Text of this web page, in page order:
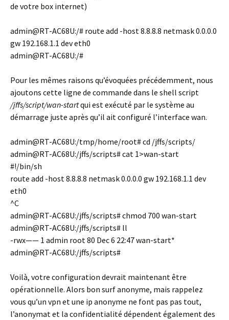
de votre box internet)
admin@RT-AC68U:/# route add -host 8.8.8.8 netmask 0.0.0.0
gw 192.168.1.1 dev eth0
admin@RT-AC68U:/#
Pour les mêmes raisons qu’évoquées précédemment, nous
ajoutons cette ligne de commande dans le shell script
/jffs/script/wan-startqui est exécuté par le système au
démarrage juste après qu’il ait configuré l’interface wan.
admin@RT-AC68U:/tmp/home/root# cd /jffs/scripts/
admin@RT-AC68U:/jffs/scripts# cat 1>wan-start
#!/bin/sh
route add -host 8.8.8.8 netmask 0.0.0.0 gw 192.168.1.1 dev
eth0
^C
admin@RT-AC68U:/jffs/scripts# chmod 700 wan-start
admin@RT-AC68U:/jffs/scripts# ll
-rwx—— 1 admin root 80 Dec 6 22:47 wan-start*
admin@RT-AC68U:/jffs/scripts#
Voilà, votre configuration devrait maintenant être
opérationnelle. Alors bon surf anonyme, mais rappelez
vous qu’un vpn et une ip anonyme ne font pas pas tout,
l’anonymat et la confidentialité dépendent également des